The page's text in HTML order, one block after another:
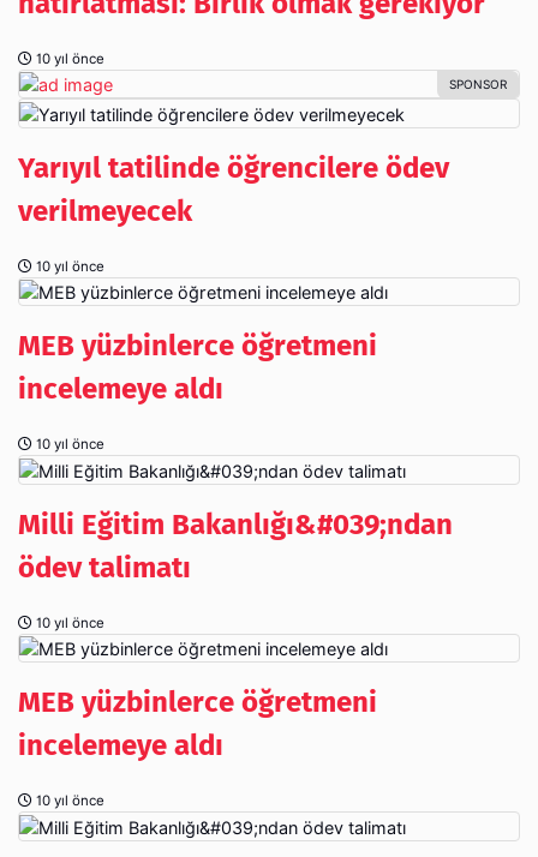
10 yıl önce
Yarıyıl tatilinde öğrencilere ödev
verilmeyecek
10 yıl önce
MEB yüzbinlerce öğretmeni
incelemeye aldı
10 yıl önce
Milli Eğitim Bakanlığı&#039;ndan
ödev talimatı
10 yıl önce
MEB yüzbinlerce öğretmeni
incelemeye aldı
10 yıl önce